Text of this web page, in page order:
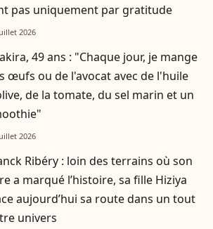
pas uniquement par gratitude
2026
49 ans : "Chaque jour, je mange
œufs ou de l'avocat avec de l'huile
de la tomate, du sel marin et un
2026
Ribéry : loin des terrains où son
a marqué l’histoire, sa fille Hiziya
aujourd’hui sa route dans un tout
univers